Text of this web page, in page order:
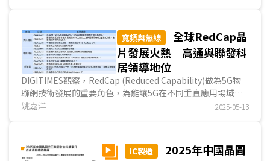
寬頻與無線
全球RedCap晶
片發展火熱 高通與聯發科
居領導地位
DIGITIMES觀察，RedCap (Reduced Capability)做為5G物
聯網技術發展的重要角色，為能讓5G在不同垂直應用場域快
速普及，降低其硬體成本成為必要手段，為此須降低系...
姚嘉洋 2025-05-13
IC製造
2025年中國晶圓